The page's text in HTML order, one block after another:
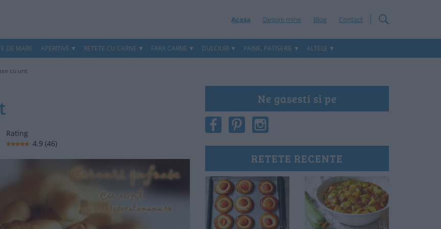
Acasa Despre mine Blog Contact
DE MARE APERITIVE RETETE CU CARNE FARA CARNE DULCIURI PAINE, PATISERIE ALTELE
cu unt
Rating
4.9 (46)
Ne gasesti si pe
RETETE RECENTE